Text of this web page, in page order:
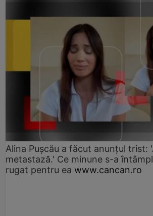
Alina Pușcău a făcut anunțul trist:
metastază.' Ce minune s-a
rugat pentru ea www.cancan.ro